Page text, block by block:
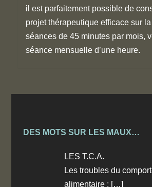
il est parfaitement possible de
projet thérapeutique efficace sur
séances de 45 minutes par mois,
séance mensuelle d’une heure.
DES MOTS SUR LES MAUX…
LES T.C.A.
Les troubles du
alimentaire : […]